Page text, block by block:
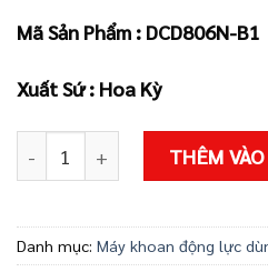
Mã Sản Phẩm : DCD806N-B1
Xuất Sứ : Hoa Kỳ
MÁY KHOAN ĐỘNG LỰC
THÊM
Danh mục: Máy khoan động lực